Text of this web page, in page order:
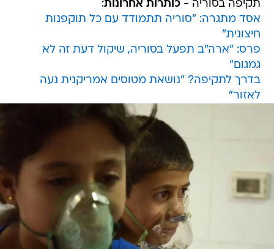
תקיפה בסוריה -כותרות אחרונות:
אסד מתגרה: "סוריה תתמודד עם כל תוקפנות
חיצונית"
פרס: "ארה"ב תפעל בסוריה, שיקול דעת זה לא
גמגום"
בדרך לתקיפה? "נושאת מטוסים אמריקנית נעה
לאזור"